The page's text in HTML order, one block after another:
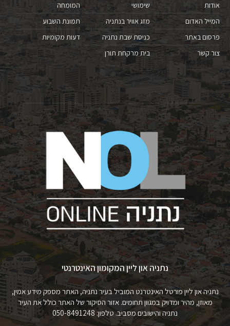
אודות
המייל האדום
פרסום באתר
צור קשר
שימושי
מזג אוויר בנתניה
כניסת שבת נתניה
בית מרקחת תורן
המומחה
תמונת השבוע
דעות מקומיות
נתניה און ליין המקומון האינטרנטי
נתניה און ליין פורטל האינטרנט המוביל בעיר נתניה, האתר מספק מידע אמין,
מאוזן, מהיר ומדויק במגוון תחומים. אזור הסיקור של האתר כולל את העיר
נתניה והישובים מסביב. טלפון: 050-8491248